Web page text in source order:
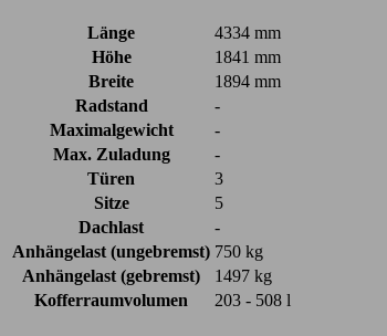
Länge
4334 mm
Höhe
1841 mm
Breite
1894 mm
Radstand
-
Maximalgewicht
-
Max. Zuladung
-
Türen
3
Sitze
5
Dachlast
-
Anhängelast (ungebremst) 750 kg
Anhängelast (gebremst)
1497 kg
Kofferraumvolumen
203 - 508 l